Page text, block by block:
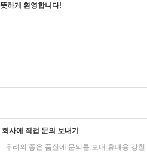
하게 환영합니다!
회사에 직접 문의 보내기